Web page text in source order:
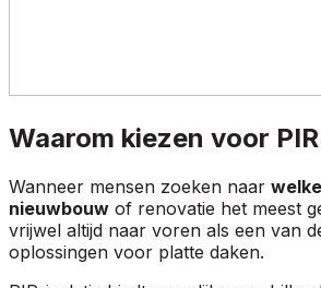
Waarom kiezen voor
Wanneer mensen zoeken naar
nieuwbouw of renovatie het meest
vrijwel altijd naar voren als een van
oplossingen voor platte daken.